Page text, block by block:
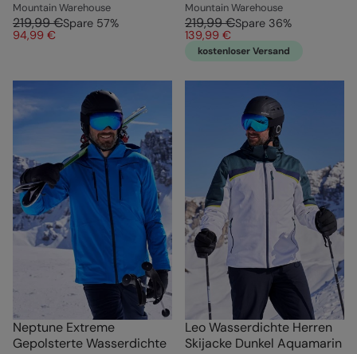
Mountain Warehouse
219,99 €Spare 57%
94,99 €
Mountain Warehouse
219,99 €Spare 36%
139,99 €
kostenloser Versand
Neptune Extreme
Gepolsterte Wasserdichte
Leo Wasserdichte Herren
Skijacke Dunkel Aquamarin